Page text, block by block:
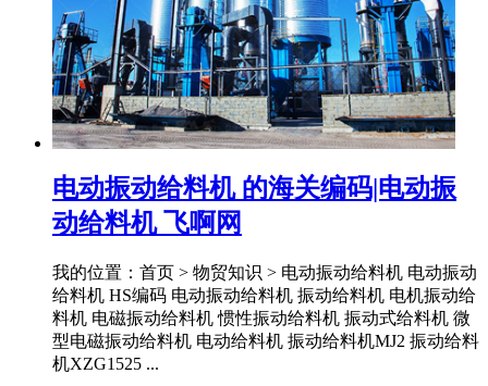
电动振动给料机 的海关编码|电动振
动给料机 飞啊网
我的位置：首页 > 物贸知识 > 电动振动给料机 电动振动
给料机 HS编码 电动振动给料机 振动给料机 电机振动给
料机 电磁振动给料机 惯性振动给料机 振动式给料机 微
型电磁振动给料机 电动给料机 振动给料机MJ2 振动给料
机XZG1525 ...